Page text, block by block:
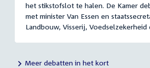
het stikstofslot te halen. De Kamer
met minister Van Essen en
Landbouw, Visserij, Voedselzekerheid
Meer debatten in het kort